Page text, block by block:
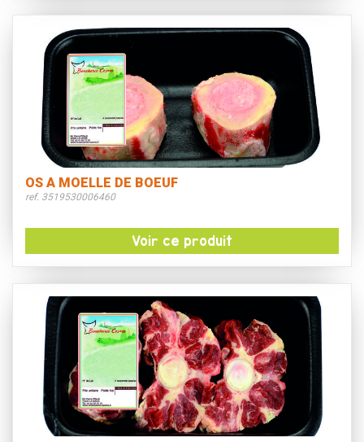
OS A MOELLE DE BOEUF
ref. 3519530006460
Voir ce produit